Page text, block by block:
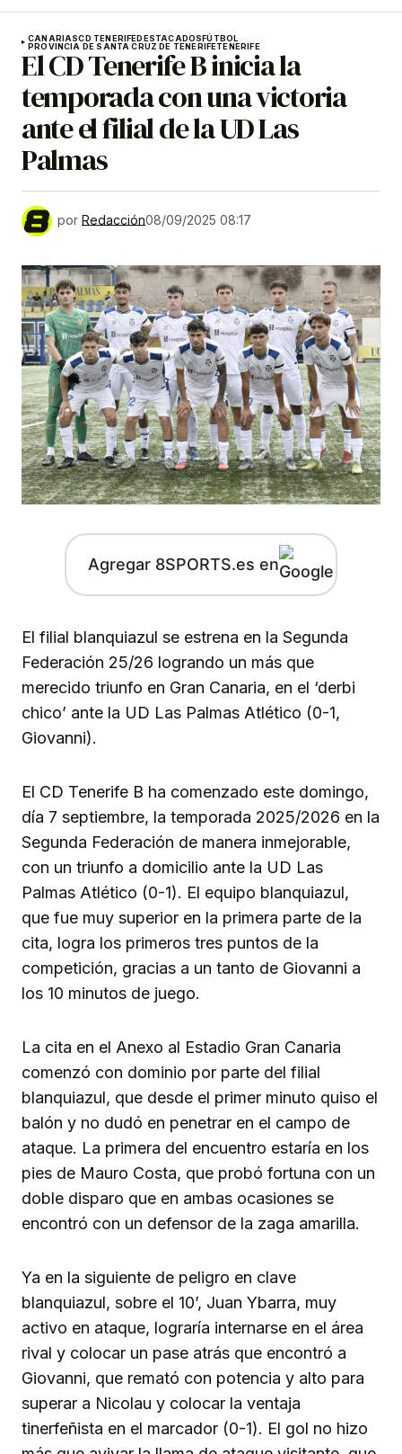
CANARIASCD TENERIFEDESTACADOSFÚTBOL
PROVINCIA DE SANTA CRUZ DE TENERIFETENERIFE
El CD Tenerife B inicia la
temporada con una victoria
ante el filial de la UD Las
Palmas
por Redacción08/09/2025 08:17
Agregar 8SPORTS.es en
El filial blanquiazul se estrena en la Segunda
Federación 25/26 logrando un más que
merecido triunfo en Gran Canaria, en el ‘derbi
chico’ ante la UD Las Palmas Atlético (0-1,
Giovanni).
El CD Tenerife B ha comenzado este domingo,
día 7 septiembre, la temporada 2025/2026 en la
Segunda Federación de manera inmejorable,
con un triunfo a domicilio ante la UD Las
Palmas Atlético (0-1). El equipo blanquiazul,
que fue muy superior en la primera parte de la
cita, logra los primeros tres puntos de la
competición, gracias a un tanto de Giovanni a
los 10 minutos de juego.
La cita en el Anexo al Estadio Gran Canaria
comenzó con dominio por parte del filial
blanquiazul, que desde el primer minuto quiso el
balón y no dudó en penetrar en el campo de
ataque. La primera del encuentro estaría en los
pies de Mauro Costa, que probó fortuna con un
doble disparo que en ambas ocasiones se
encontró con un defensor de la zaga amarilla.
Ya en la siguiente de peligro en clave
blanquiazul, sobre el 10’, Juan Ybarra, muy
activo en ataque, lograría internarse en el área
rival y colocar un pase atrás que encontró a
Giovanni, que remató con potencia y alto para
superar a Nicolau y colocar la ventaja
tinerfeñista en el marcador (0-1). El gol no hizo